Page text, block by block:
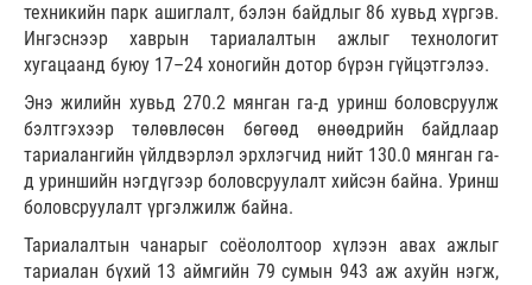
техникийн парк ашиглалт, бэлэн байдлыг 86 хувьд хүргэв.
Ингэснээр хаврын тариалалтын ажлыг технологит
хугацаанд буюу 17–24 хоногийн дотор бүрэн гүйцэтгэлээ.
Энэ жилийн хувьд 270.2 мянган га-д уринш боловсруулж
бэлтгэхээр төлөвлөсөн бөгөөд өнөөдрийн байдлаар
тариалангийн үйлдвэрлэл эрхлэгчид нийт 130.0 мянган га-
д уриншийн нэгдүгээр боловсруулалт хийсэн байна. Уринш
боловсруулалт үргэлжилж байна.
Тариалалтын чанарыг соёололтоор хүлээн авах ажлыг
тариалан бүхий 13 аймгийн 79 сумын 943 аж ахуйн нэгж,